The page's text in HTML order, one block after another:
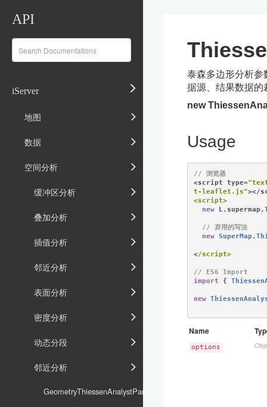
API
iServer
地图
数据
空间分析
缓冲区分析
叠加分析
插值分析
邻近分析
表面分析
密度分析
动态分段
邻近分析
GeometryThiessenAnalystParameters
泰森多边形分析
据源、结果数据
new
Usage
// 浏览器
<script type=
t-leaflet.js"></
<script>
new L . supermap .
// 弃用的写法
new SuperMap .
</script>
/ / ES6
Import
import
{
new
Name
options